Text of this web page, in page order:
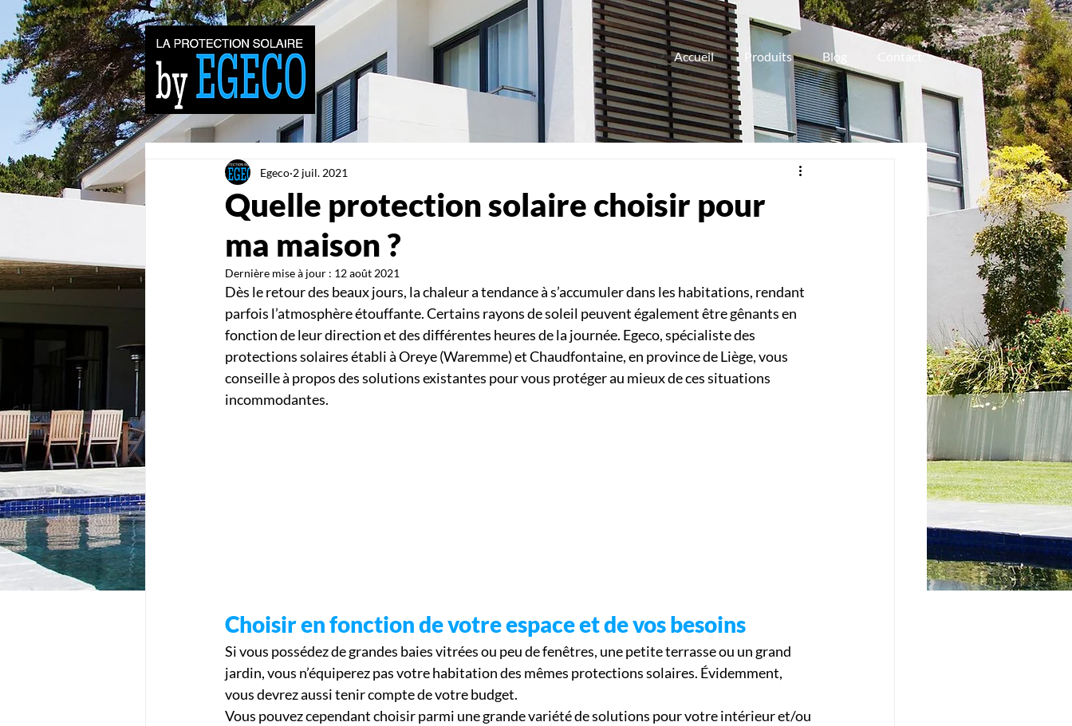
Accueil Produits Blog Contact
Quelle protection solaire choisir pour
ma maison ?
Egeco 2 juil. 2021
Dernière mise à jour : 12 août 2021
Dès le retour des beaux jours, la chaleur a tendance à s’accumuler dans les habitations, rendant
parfois l’atmosphère étouffante. Certains rayons de soleil peuvent également être gênants en
fonction de leur direction et des différentes heures de la journée. Egeco, spécialiste des
protections solaires établi à Oreye (Waremme) et Chaudfontaine, en province de Liège, vous
conseille à propos des solutions existantes pour vous protéger au mieux de ces situations
incommodantes.
Choisir en fonction de votre espace et de vos besoins
Si vous possédez de grandes baies vitrées ou peu de fenêtres, une petite terrasse ou un grand
jardin, vous n’équiperez pas votre habitation des mêmes protections solaires. Évidemment,
vous devrez aussi tenir compte de votre budget.
Vous pouvez cependant choisir parmi une grande variété de solutions pour votre intérieur et/ou